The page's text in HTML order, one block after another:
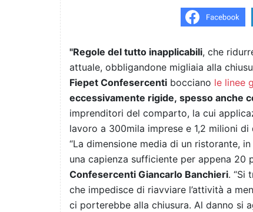
"Regole del tutto inapplicabili, che
attuale, obbligandone migliaia alla
Fiepet Confesercenti bocciano le linee
eccessivamente rigide, spesso anche
imprenditori del comparto, la cui
lavoro a 300mila imprese e 1,2 milioni
“La dimensione media di un ristorante,
una capienza sufficiente per appena 20
Confesercenti Giancarlo Banchieri. “Si
che impedisce di riavviare l’attività a
ci porterebbe alla chiusura. Al danno si